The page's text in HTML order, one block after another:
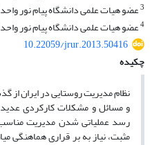
3عضو هیات علمی دانشگاه پیام نور
4عضو هیات علمی دانشگاه پیام نور
10.22059/jrur.2013.50416
چکیده
نظام مدیریت روستایی در ایران از
و مسائل و مشکلات کارکردی
رسد عملیاتی شدن مدیریت
مثبت، نیاز به بر قراری هماهنگی